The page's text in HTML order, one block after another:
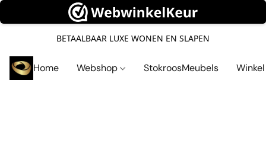
BETAALBAAR LUXE WONEN EN SLAPEN
Home Webshop StokroosMeubels